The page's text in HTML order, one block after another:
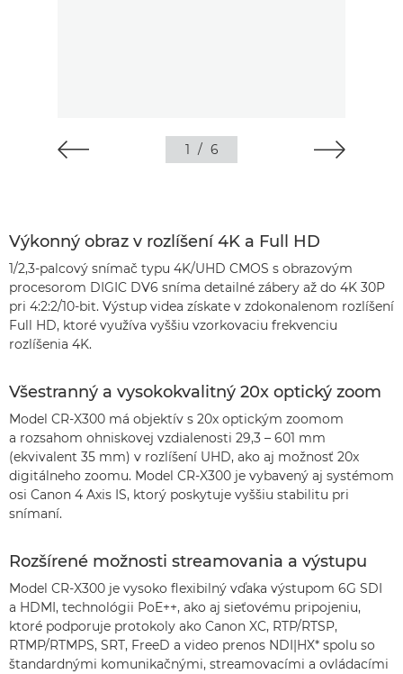
1 / 6
Výkonný obraz v rozlíšení 4K a Full HD
1/2,3-palcový snímač typu 4K/UHD CMOS s obrazovým
procesorom DIGIC DV6 sníma detailné zábery až do 4K 30P
pri 4:2:2/10-bit. Výstup videa získate v zdokonalenom rozlíšení
Full HD, ktoré využíva vyššiu vzorkovaciu frekvenciu
rozlíšenia 4K.
Všestranný a vysokokvalitný 20x optický zoom
Model CR-X300 má objektív s 20x optickým zoomom
a rozsahom ohniskovej vzdialenosti 29,3 – 601 mm
(ekvivalent 35 mm) v rozlíšení UHD, ako aj možnosť 20x
digitálneho zoomu. Model CR-X300 je vybavený aj systémom
osi Canon 4 Axis IS, ktorý poskytuje vyššiu stabilitu pri
snímaní.
Rozšírené možnosti streamovania a výstupu
Model CR-X300 je vysoko flexibilný vďaka výstupom 6G SDI
a HDMI, technológii PoE++, ako aj sieťovému pripojeniu,
ktoré podporuje protokoly ako Canon XC, RTP/RTSP,
RTMP/RTMPS, SRT, FreeD a video prenos NDI|HX* spolu so
štandardnými komunikačnými, streamovacími a ovládacími